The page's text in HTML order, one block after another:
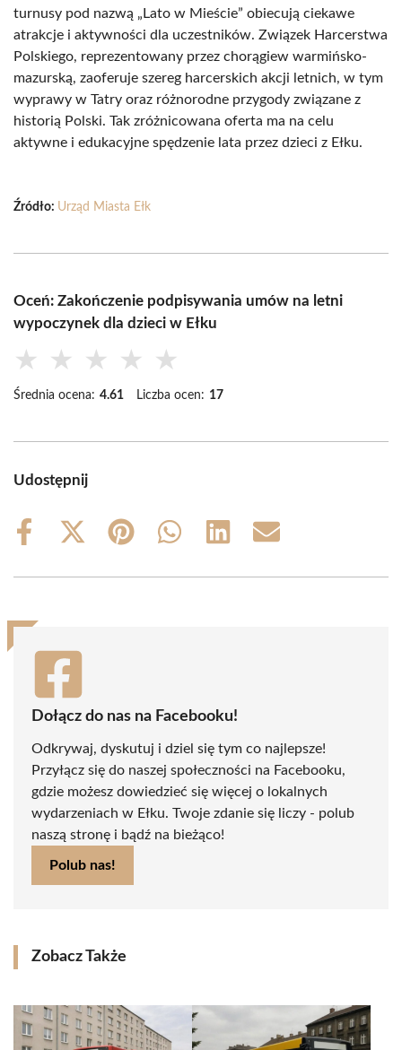
turnusy pod nazwą „Lato w Mieście” obiecują ciekawe
atrakcje i aktywności dla uczestników. Związek Harcerstwa
Polskiego, reprezentowany przez chorągiew warmińsko-
mazurską, zaoferuje szereg harcerskich akcji letnich, w tym
wyprawy w Tatry oraz różnorodne przygody związane z
historią Polski. Tak zróżnicowana oferta ma na celu
aktywne i edukacyjne spędzenie lata przez dzieci z Ełku.
Źródło: Urząd Miasta Ełk
Oceń: Zakończenie podpisywania umów na letni
wypoczynek dla dzieci w Ełku
★ ★ ★ ★ ★
Średnia ocena: 4.61 Liczba ocen: 17
Udostępnij
Share
Share
(Twitter)
Share
Share
Share
Share
Dołącz do nas na Facebooku!
Odkrywaj, dyskutuj i dziel się tym co najlepsze!
Przyłącz się do naszej społeczności na Facebooku,
gdzie możesz dowiedzieć się więcej o lokalnych
wydarzeniach w Ełku. Twoje zdanie się liczy - polub
naszą stronę i bądź na bieżąco!
Polub nas!
Zobacz Także